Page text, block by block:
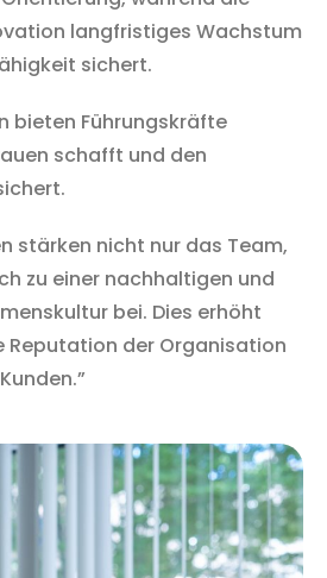
langfristiges Wachstum
sichert.
bieten Führungskräfte
schafft und den
stärken nicht nur das Team,
zu einer nachhaltigen und
bei. Dies erhöht
Reputation der Organisation